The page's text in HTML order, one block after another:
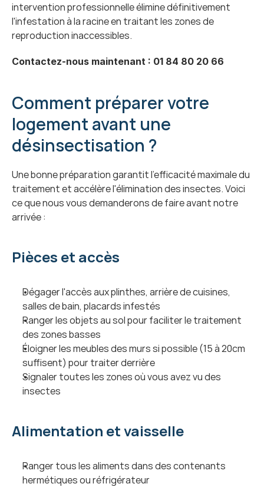
intervention professionnelle élimine définitivement
l'infestation à la racine en traitant les zones de
reproduction inaccessibles.
Contactez-nous maintenant : 01 84 80 20 66
Comment préparer votre
logement avant une
désinsectisation ?
Une bonne préparation garantit l'efficacité maximale du
traitement et accélère l'élimination des insectes. Voici
ce que nous vous demanderons de faire avant notre
arrivée :
Pièces et accès
Dégager l'accès aux plinthes, arrière de cuisines,
salles de bain, placards infestés
Ranger les objets au sol pour faciliter le traitement
des zones basses
Éloigner les meubles des murs si possible (15 à 20cm
suffisent) pour traiter derrière
Signaler toutes les zones où vous avez vu des
insectes
Alimentation et vaisselle
Ranger tous les aliments dans des contenants
hermétiques ou réfrigérateur